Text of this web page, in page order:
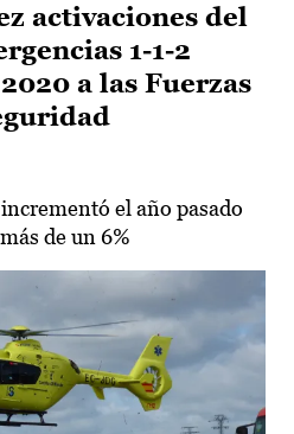
activaciones del
1-1-2
a las Fuerzas
el año pasado
de un 6%